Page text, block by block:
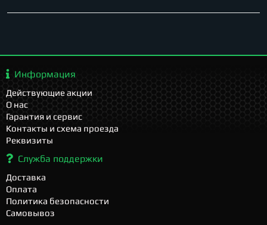
Информация
Действующие акции
О нас
Гарантия и сервис
Контакты и схема проезда
Реквизиты
Служба поддержки
Доставка
Оплата
Политика безопасности
Самовывоз